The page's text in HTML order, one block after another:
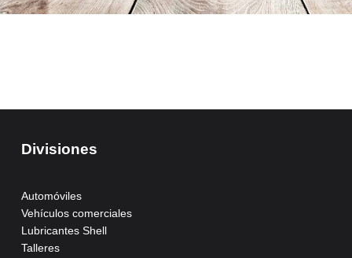
Divisiones
Automóviles
Vehículos comerciales
Lubricantes Shell
Talleres